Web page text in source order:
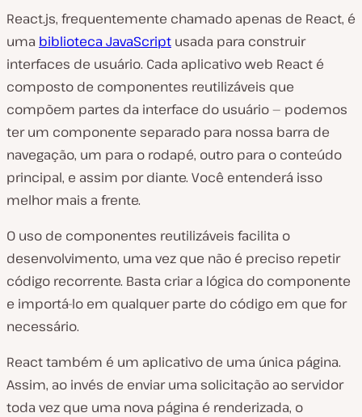
React.js, frequentemente chamado apenas de React, é
uma biblioteca JavaScript usada para construir
interfaces de usuário. Cada aplicativo web React é
composto de componentes reutilizáveis que
compõem partes da interface do usuário — podemos
ter um componente separado para nossa barra de
navegação, um para o rodapé, outro para o conteúdo
principal, e assim por diante. Você entenderá isso
melhor mais a frente.
O uso de componentes reutilizáveis facilita o
desenvolvimento, uma vez que não é preciso repetir
código recorrente. Basta criar a lógica do componente
e importá-lo em qualquer parte do código em que for
necessário.
React também é um aplicativo de uma única página.
Assim, ao invés de enviar uma solicitação ao servidor
toda vez que uma nova página é renderizada, o